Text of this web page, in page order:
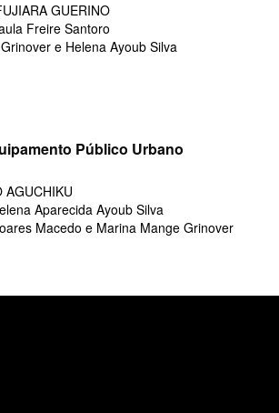
GUERINO
Freire Santoro
e Helena Ayoub Silva
Público Urbano
AGUCHIKU
Aparecida Ayoub Silva
Macedo e Marina Mange Grinover